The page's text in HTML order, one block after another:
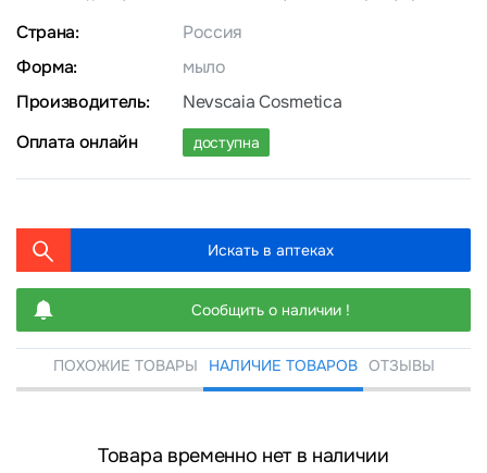
Страна:
Россия
Форма:
мыло
Производитель:
Nevscaia Cosmetica
Оплата онлайн
доступна
Искать в аптеках
Сообщить о наличии !
ПОХОЖИЕ ТОВАРЫ НАЛИЧИЕ ТОВАРОВ ОТЗЫВЫ
Товара временно нет в наличии